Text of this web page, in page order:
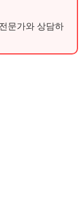
문가와 상담하